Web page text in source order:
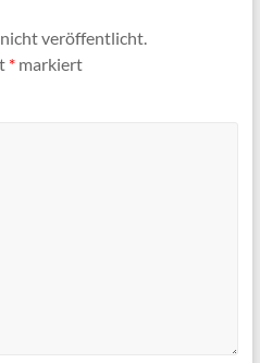
veröffentlicht.
*markiert